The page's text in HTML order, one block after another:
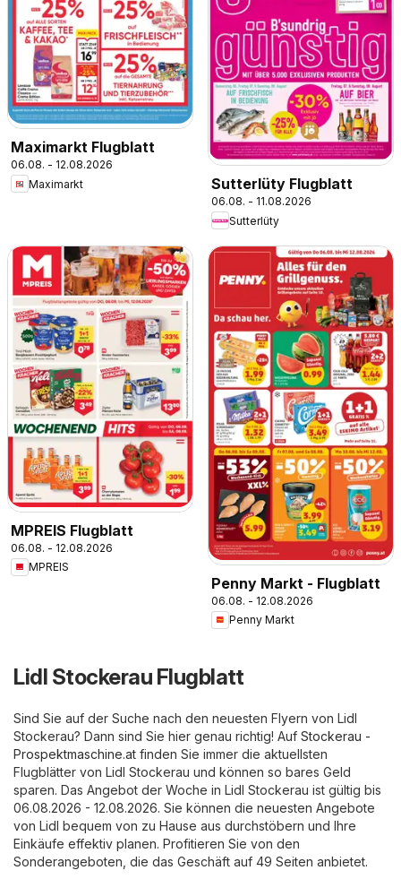
Maximarkt Flugblatt
06.08. - 12.08.2026
Maximarkt
Sutterlüty Flugblatt
06.08. - 11.08.2026
Sutterlüty
MPREIS Flugblatt
06.08. - 12.08.2026
MPREIS
Penny Markt - Flugblatt
06.08. - 12.08.2026
Penny Markt
Lidl Stockerau Flugblatt
Sind Sie auf der Suche nach den neuesten Flyern von Lidl
Stockerau? Dann sind Sie hier genau richtig! Auf Stockerau -
Prospektmaschine.at finden Sie immer die aktuellsten
Flugblätter von Lidl Stockerau und können so bares Geld
sparen. Das Angebot der Woche in Lidl Stockerau ist gültig bis
06.08.2026 - 12.08.2026. Sie können die neuesten Angebote
von Lidl bequem von zu Hause aus durchstöbern und Ihre
Einkäufe effektiv planen. Profitieren Sie von den
Sonderangeboten, die das Geschäft auf 49 Seiten anbietet.